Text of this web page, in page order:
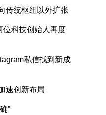
传统枢纽以外扩张
位科技创始人再度
私信找到新成
速创新布局
”